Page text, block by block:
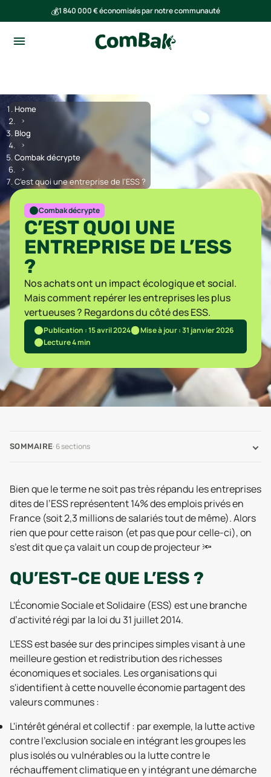
💰1 840 000 € économisés par notre communauté
Home
Blog
Combak décrypte
C’est quoi une entreprise de l’ESS ?
Combak décrypte
C’EST QUOI UNE
ENTREPRISE DE L’ESS
?
Nos achats ont un impact écologique et social.
Mais comment repérer les entreprises les plus
vertueuses ? Regardons du côté des ESS.
Publication : 15 avril 2024
Mise à jour : 31 janvier 2026
Lecture 4 min
SOMMAIRE· 6sections
Bien que le terme ne soit pas très répandu les entreprises
dites de l’ESS représentent 14% des emplois privés en
France (soit 2,3 millions de salariés tout de même). Alors
rien que pour cette raison (et pas que pour celle-ci), on
s’est dit que ça valait un coup de projecteur 🔦
QU’EST-CE QUE L’ESS ?
L'Économie Sociale et Solidaire (ESS) est une branche
d’activité régi par la loi du 31 juillet 2014.
L'ESS est basée sur des principes simples visant à une
meilleure gestion et redistribution des richesses
économiques et sociales. Les organisations qui
s'identifient à cette nouvelle économie partagent des
valeurs communes :
L'intérêt général et collectif : par exemple, la lutte active
contre l'exclusion sociale en intégrant les groupes les
plus isolés ou vulnérables ou la lutte contre le
réchauffement climatique en y intégrant une démarche